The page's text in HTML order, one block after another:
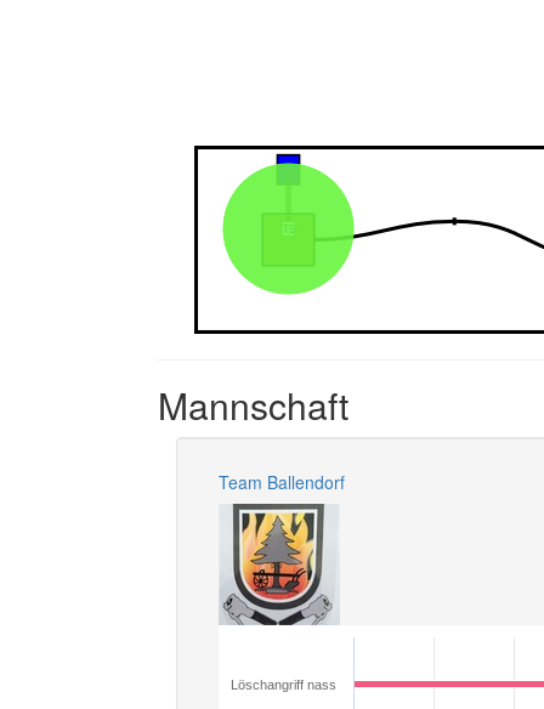
Mannschaft
Team Ballendorf
Löschangriff nass